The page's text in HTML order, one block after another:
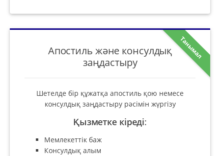
Танымал
Апостиль және консулдық
заңдастыру
Шетелде бір құжатқа апостиль қою немесе
консулдық заңдастыру рәсімін жүргізу
Қызметке кіреді:
Мемлекеттік баж
Консулдық алым